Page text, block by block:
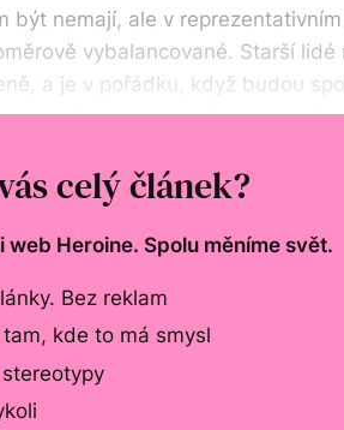
být nemají, ale v
vybalancované. Starší lidé
a je v pořádku, když budou
zastoupena jen jedna
celý článek?
web Heroine. Spolu měníme svět.
Bez reklam
kde to má smysl